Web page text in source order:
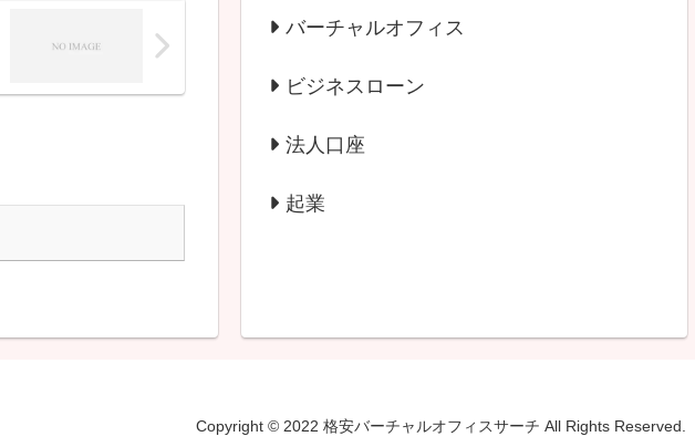
バーチャルオフィス
ビジネスローン
法人口座
起業
Copyright © 2022 格安バーチャルオフィスサーチ All Rights Reserved.